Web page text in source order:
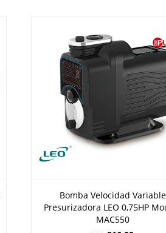
Bomba Velocidad Variable
Presurizadora LEO 0,75HP
MAC550